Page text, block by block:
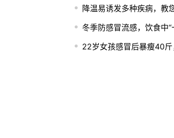
降温易诱发多种疾病，教
冬季防感冒流感，饮食中
22岁女孩感冒后暴瘦40